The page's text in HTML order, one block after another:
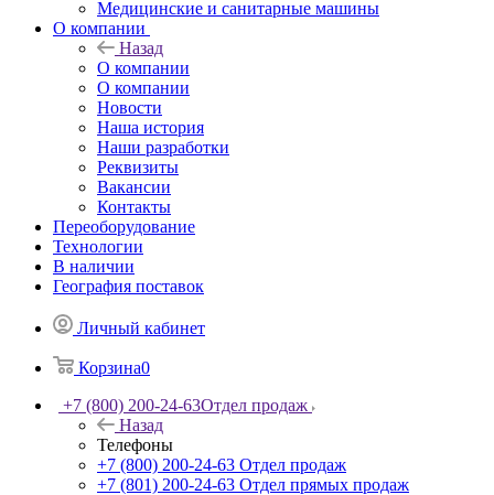
Медицинские и санитарные машины
О компании
Назад
О компании
О компании
Новости
Наша история
Наши разработки
Реквизиты
Вакансии
Контакты
Переоборудование
Технологии
В наличии
География поставок
Личный кабинет
Корзина0
+7 (800) 200-24-63Отдел продаж
Назад
Телефоны
+7 (800) 200-24-63 Отдел продаж
+7 (801) 200-24-63 Отдел прямых продаж